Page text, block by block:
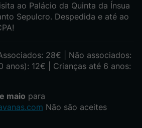
ao Palácio da Quinta da Ínsua
Sepulcro. Despedida e até ao
28€ | Não associados:
anos): 12€ | Crianças até 6 anos:
maio para
Não são aceites